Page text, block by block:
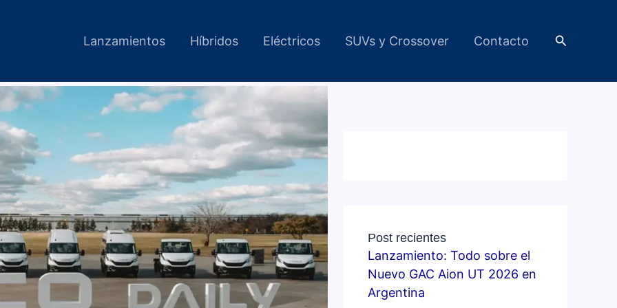
Lanzamientos Híbridos Eléctricos SUVs y Crossover Contacto Buscar
Post recientes
Lanzamiento: Todo sobre el
Nuevo GAC Aion UT 2026 en
Argentina